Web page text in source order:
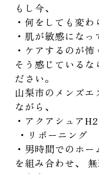
もし今、
・何をしても変わ
・肌が敏感になっ
・ケアするのが
そう感じているな
ださい。
山梨市のメンズ
ながら、
・アクアシュアH2
・リボーニング
・男時間でのホー
を組み合わせ、